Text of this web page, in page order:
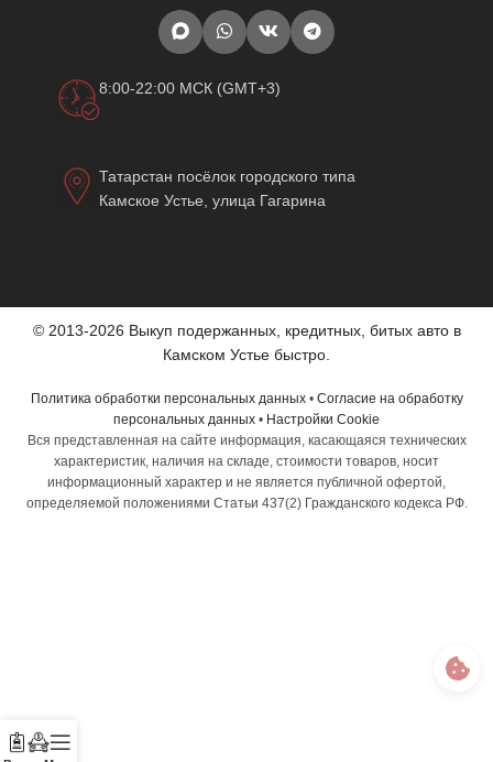
8:00-22:00 МСК (GMT+3)
Татарстан посёлок городского типа
Камское Устье, улица Гагарина
© 2013-2026 Выкуп подержанных, кредитных, битых авто в
Камском Устье быстро.
Политика обработки персональных данных• Согласие на обработку
персональных данных • Настройки Cookie
Вся представленная на сайте информация, касающаяся технических
характеристик, наличия на складе, стоимости товаров, носит
информационный характер и не является публичной офертой,
определяемой положениями Статьи 437(2) Гражданского кодекса РФ.